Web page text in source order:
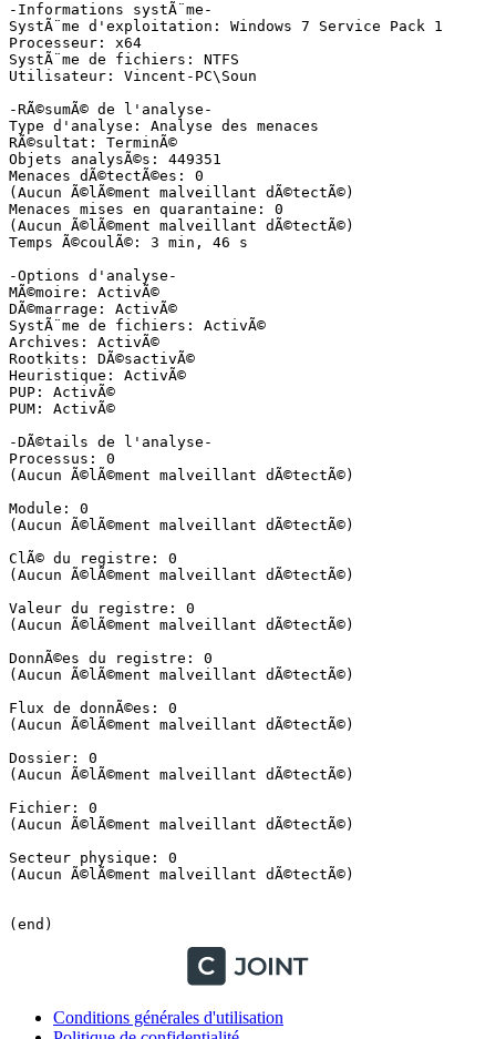
-Informations systÃ¨me-
SystÃ¨me d'exploitation: Windows 7 Service Pack 1
Processeur: x64
SystÃ¨me de fichiers: NTFS
Utilisateur: Vincent-PC\Soun
-RÃ©sumÃ© de l'analyse-
Type d'analyse: Analyse des menaces
RÃ©sultat: TerminÃ©
Objets analysÃ©s: 449351
Menaces dÃ©tectÃ©es: 0
(Aucun Ã©lÃ©ment malveillant dÃ©tectÃ©)
Menaces mises en quarantaine: 0
(Aucun Ã©lÃ©ment malveillant dÃ©tectÃ©)
Temps Ã©coulÃ©: 3 min, 46 s
-Options d'analyse-
MÃ©moire: ActivÃ©
DÃ©marrage: ActivÃ©
SystÃ¨me de fichiers: ActivÃ©
Archives: ActivÃ©
Rootkits: DÃ©sactivÃ©
Heuristique: ActivÃ©
PUP: ActivÃ©
PUM: ActivÃ©
-DÃ©tails de l'analyse-
Processus: 0
(Aucun Ã©lÃ©ment malveillant dÃ©tectÃ©)
Module: 0
(Aucun Ã©lÃ©ment malveillant dÃ©tectÃ©)
ClÃ© du registre: 0
(Aucun Ã©lÃ©ment malveillant dÃ©tectÃ©)
Valeur du registre: 0
(Aucun Ã©lÃ©ment malveillant dÃ©tectÃ©)
DonnÃ©es du registre: 0
(Aucun Ã©lÃ©ment malveillant dÃ©tectÃ©)
Flux de donnÃ©es: 0
(Aucun Ã©lÃ©ment malveillant dÃ©tectÃ©)
Dossier: 0
(Aucun Ã©lÃ©ment malveillant dÃ©tectÃ©)
Fichier: 0
(Aucun Ã©lÃ©ment malveillant dÃ©tectÃ©)
Secteur physique: 0
(Aucun Ã©lÃ©ment malveillant dÃ©tectÃ©)
(end)
Conditions générales d'utilisation